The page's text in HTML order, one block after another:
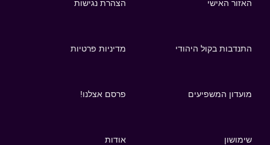
האזור האישי הצהרת נגישות
התנדבות בקול היהודי מדיניות פרטיות
מועדון המשפיעים פרסם אצלנו!
שימושון אודות